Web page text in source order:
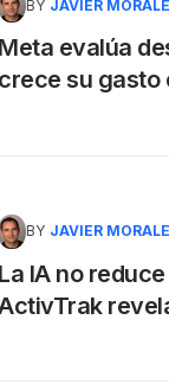
BY JAVIER
Meta evalúa
crece su gasto
BY JAVIER
La IA no